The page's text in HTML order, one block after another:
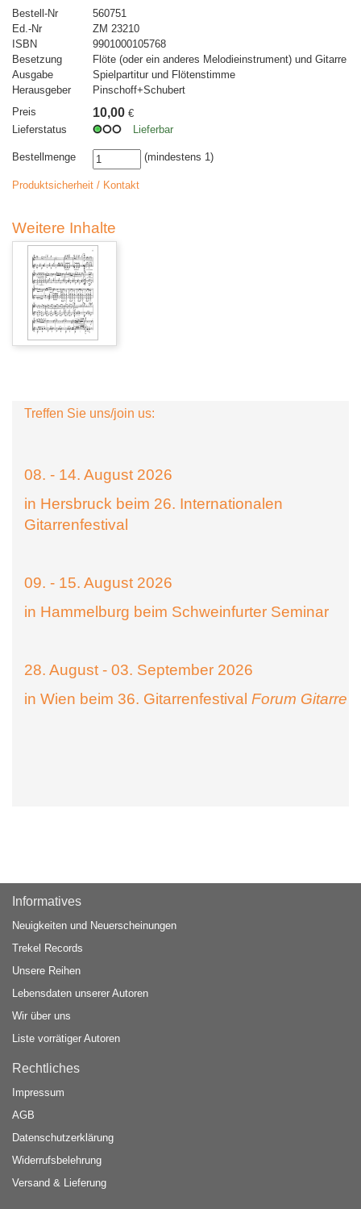
Bestell-Nr
560751
Ed.-Nr
ZM 23210
ISBN
9901000105768
Besetzung
Flöte (oder ein anderes Melodieinstrument) und Gitarre
Ausgabe
Spielpartitur und Flötenstimme
Herausgeber
Pinschoff+Schubert
Preis
10,00 €
Lieferstatus
Lieferbar
Bestellmenge (mindestens 1)
Produktsicherheit / Kontakt
Weitere Inhalte
Treffen Sie uns/join us:
08. - 14. August 2026
in Hersbruck beim 26. Internationalen
Gitarrenfestival
09. - 15. August 2026
in Hammelburg beim Schweinfurter Seminar
28. August - 03. September 2026
in Wien beim 36. Gitarrenfestival Forum Gitarre
Informatives
Neuigkeiten und Neuerscheinungen
Trekel Records
Unsere Reihen
Lebensdaten unserer Autoren
Wir über uns
Liste vorrätiger Autoren
Rechtliches
Impressum
AGB
Datenschutzerklärung
Widerrufsbelehrung
Versand & Lieferung